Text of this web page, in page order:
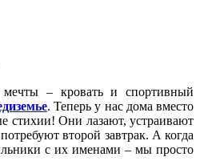
мечты – кровать и спортивный
. Теперь у нас дома вместо
стихии! Они лазают, устраивают
второй завтрак. А когда
с их именами – мы просто